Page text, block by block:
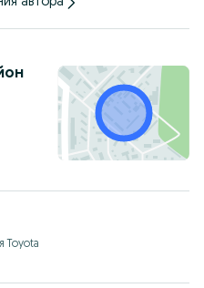
Toyota